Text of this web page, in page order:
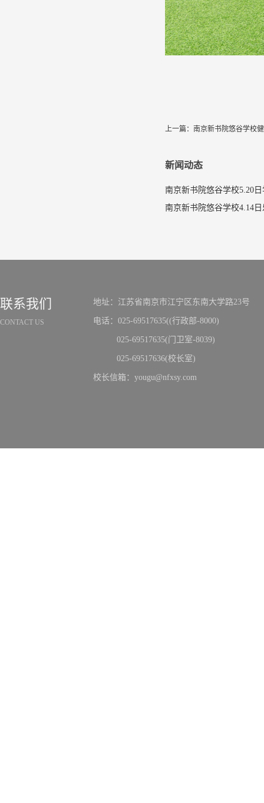
上一篇： 南京新书院悠谷学校
新闻动态
南京新书院悠谷学校5.20
联系我们
CONTACT US
地址：江苏省南京市江宁区东南大学路23号
电话：025-69517635((行政部-8000)
025-69517635(门卫室-8039)
025-69517636(校长室)
校长信箱：yougu@nfxsy.com